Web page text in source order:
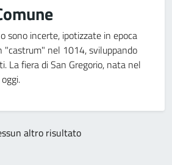
sono incerte, ipotizzate in epoca
"castrum" nel 1014, sviluppando
La fiera di San Gregorio, nata nel
altro risultato